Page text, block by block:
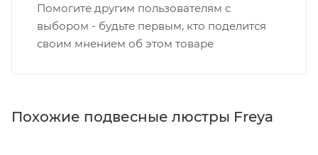
Помогите другим пользователям с
выбором - будьте первым, кто поделится
своим мнением об этом товаре
Похожие подвесные люстры Freya